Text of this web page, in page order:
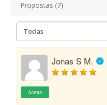
Propostas (7)
Jonas S M.
Aceita